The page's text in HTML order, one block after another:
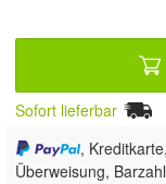
Sofort lieferbar
,
Überweisung,